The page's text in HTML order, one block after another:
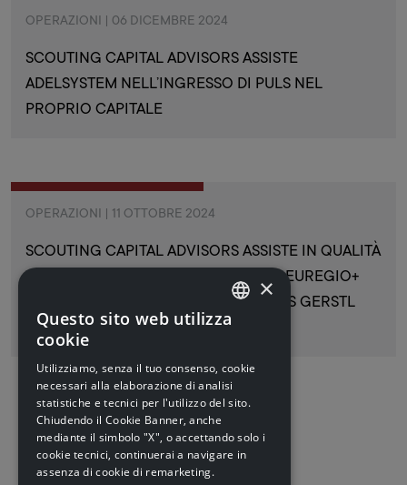
OPERAZIONI | 06 DICEMBRE 2024
SCOUTING CAPITAL ADVISORS ASSISTE
ADELSYSTEM NELL’INGRESSO DI PULS NEL
PROPRIO CAPITALE
OPERAZIONI | 11 OTTOBRE 2024
SCOUTING CAPITAL ADVISORS ASSISTE IN QUALITÀ
DI ADVISOR IL FONDO IMMOBILIARE EUREGIO+
TURISMO NELL’INVESTIMENTO IN “DAS GERSTL
FAMILY RETREAT” SUL LAGO DI RESIA
1 2 3 4 5
×
Questo sito web utilizza
cookie
Utilizziamo, senza il tuo consenso, cookie
necessari alla elaborazione di analisi
statistiche e tecnici per l'utilizzo del sito.
Chiudendo il Cookie Banner, anche
mediante il simbolo "X", o accettando solo i
cookie tecnici, continuerai a navigare in
assenza di cookie di remarketing.